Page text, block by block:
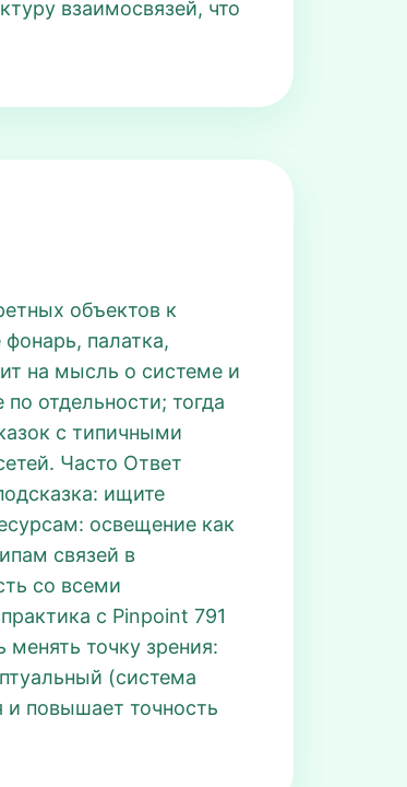
взаимосвязей, что
объектов к
палатка,
на мысль о системе и
отдельности; тогда
с типичными
Часто Ответ
ищите
освещение как
связей в
со всеми
с Pinpoint 791
точку зрения:
(система
и повышает точность